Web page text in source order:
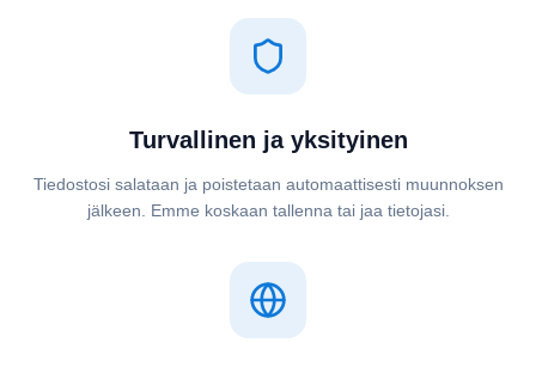
Turvallinen ja yksityinen
Tiedostosi salataan ja poistetaan automaattisesti muunnoksen
jälkeen. Emme koskaan tallenna tai jaa tietojasi.